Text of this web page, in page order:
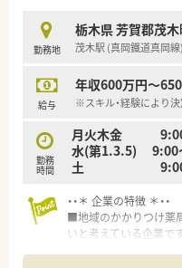
勤務地
栃木県 芳賀郡茂
茂木駅 (真岡鐵道真岡線)
給与
年収600万円～
※スキル・経験により決
勤務
時間
月火木金 9:00～
水(第1.3.5) 9:00
土 9:00～
・・＊ 企業の特徴 ＊・・
■地域のかかりつけ薬
いと考えている企業です